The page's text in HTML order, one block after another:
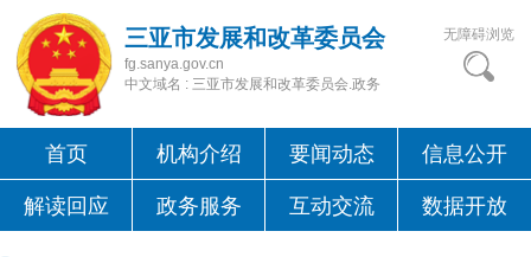
三亚市发展和改革委员会
fg.sanya.gov.cn
中文域名 : 三亚市发展和改革委员会.政务
无障碍浏览
首页 机构介绍 要闻动态 信息公开
解读回应 政务服务 互动交流 数据开放